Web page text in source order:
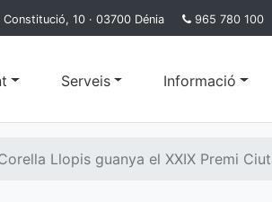
Constitució, 10 · 03700 Dénia 965 780 100
Serveis Informació
Llopis guanya el XXIX Premi